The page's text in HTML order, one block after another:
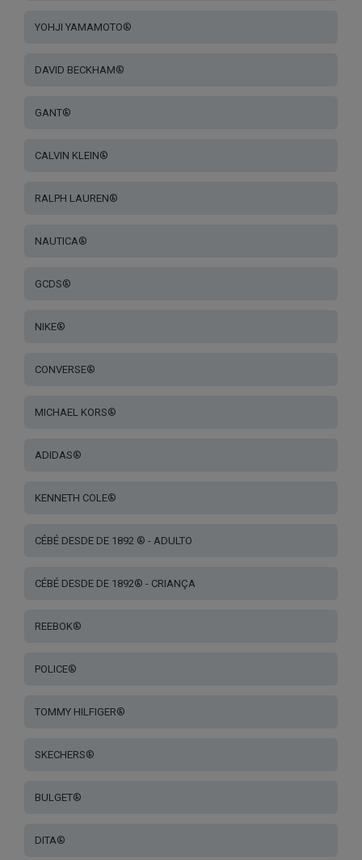
YOHJI YAMAMOTO®
DAVID BECKHAM®
GANT®
CALVIN KLEIN®
RALPH LAUREN®
NAUTICA®
GCDS®
NIKE®
CONVERSE®
MICHAEL KORS®
ADIDAS®
KENNETH COLE®
CÉBÉ DESDE DE 1892 ® - ADULTO
CÉBÉ DESDE DE 1892® - CRIANÇA
REEBOK®
POLICE®
TOMMY HILFIGER®
SKECHERS®
BULGET®
DITA®